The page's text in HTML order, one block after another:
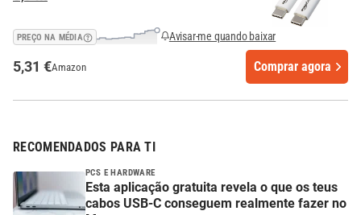
PREÇO NA MÉDIA Avisar-me quando baixar
5,31 €Amazon Comprar agora
RECOMENDADOS PARA TI
PCS E HARDWARE
Esta aplicação gratuita revela o que os teus
cabos USB-C conseguem realmente fazer no